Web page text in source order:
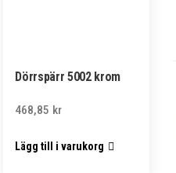
Dörrspärr 5002 krom
468,85 kr
Lägg till i varukorg